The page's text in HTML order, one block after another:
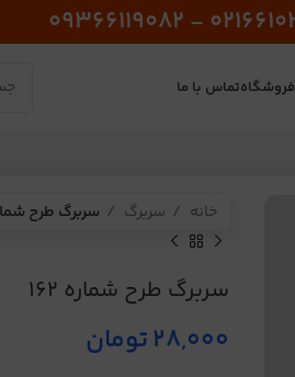
فروشگاهتماس با ما
خانه سربرگ سربرگ طرح شماره
سربرگ طرح شماره 162
28,000تومان